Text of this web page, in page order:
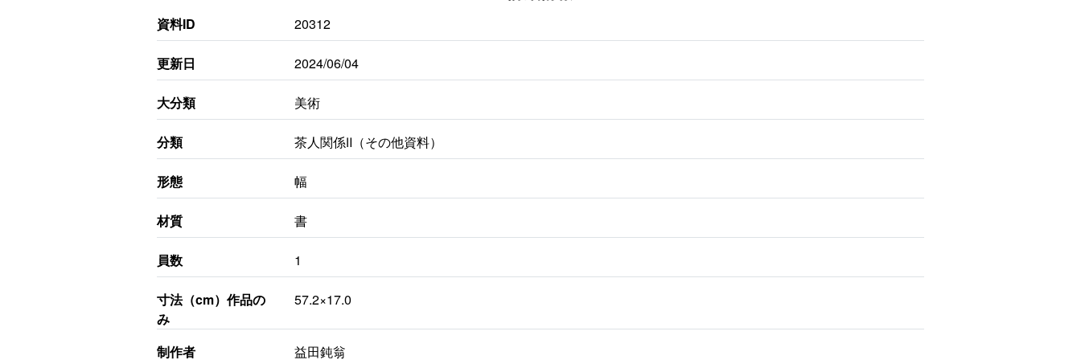
資料ID 20312
更新日 2024/06/04
大分類 美術
分類 茶人関係Ⅱ（その他資料）
形態 幅
材質 書
員数 1
寸法（cm）作品の
み
57.2×17.0
制作者 益田鈍翁